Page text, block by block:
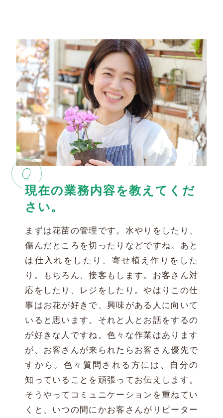
Q
現在の業務内容を教えてくだ
さい。
まずは花苗の管理です。水やりをしたり、
傷んだところを切ったりなどですね。あと
は仕入れをしたり、寄せ植え作りをした
り。もちろん、接客もします。お客さん対
応をしたり、レジをしたり。やはりこの仕
事はお花が好きで、興味がある人に向いて
いると思います。それと人とお話をするの
が好きな人ですね。色々な作業はあります
が、お客さんが来られたらお客さん優先で
すから。色々質問される方には、自分の
知っていることを頑張ってお伝えします。
そうやってコミュニケーションを重ねてい
くと、いつの間にかお客さんがリピーター